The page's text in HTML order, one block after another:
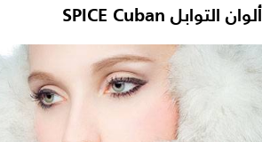
ألوان التوابل SPICE Cuban